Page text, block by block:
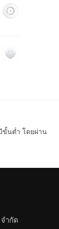
ขั้นต่ำ โดยผ่าน
ำกัด